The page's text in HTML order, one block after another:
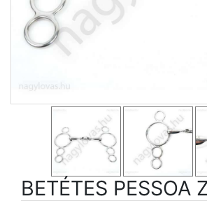
BETÉTES PESSOA